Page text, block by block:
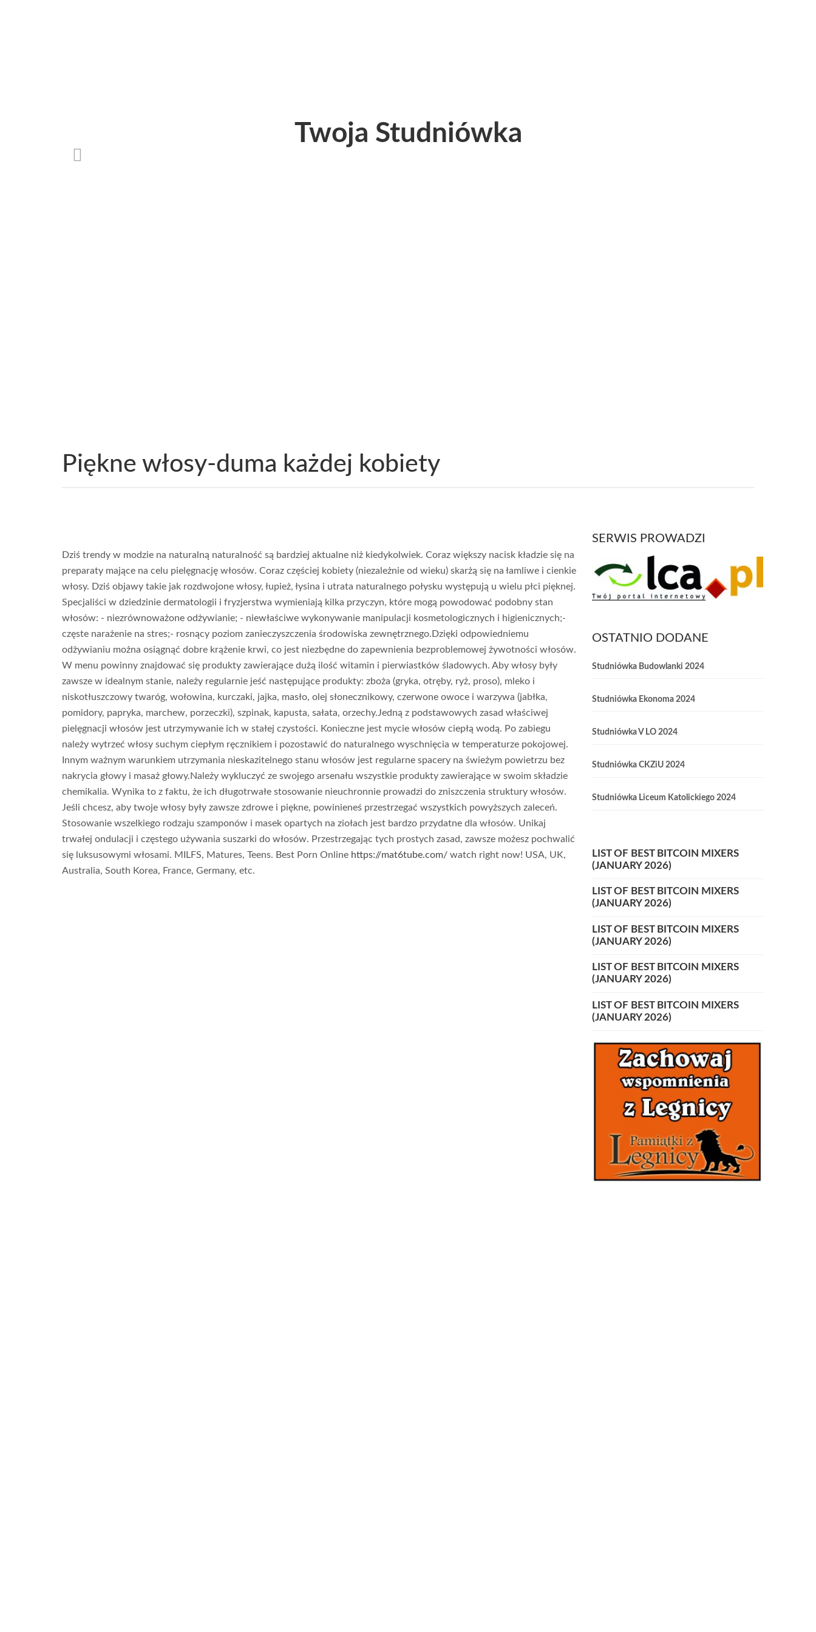
Twoja Studniówka
Piękne włosy-duma każdej kobiety
Dziś trendy w modzie na naturalną naturalność są bardziej aktualne niż kiedykolwiek. Coraz większy nacisk kładzie się na
preparaty mające na celu pielęgnację włosów. Coraz częściej kobiety (niezależnie od wieku) skarżą się na łamliwe i cienkie
włosy. Dziś objawy takie jak rozdwojone włosy, łupież, łysina i utrata naturalnego połysku występują u wielu płci pięknej.
Specjaliści w dziedzinie dermatologii i fryzjerstwa wymieniają kilka przyczyn, które mogą powodować podobny stan
włosów: - niezrównoważone odżywianie; - niewłaściwe wykonywanie manipulacji kosmetologicznych i higienicznych;-
częste narażenie na stres;- rosnący poziom zanieczyszczenia środowiska zewnętrznego.Dzięki odpowiedniemu
odżywianiu można osiągnąć dobre krążenie krwi, co jest niezbędne do zapewnienia bezproblemowej żywotności włosów.
W menu powinny znajdować się produkty zawierające dużą ilość witamin i pierwiastków śladowych. Aby włosy były
zawsze w idealnym stanie, należy regularnie jeść następujące produkty: zboża (gryka, otręby, ryż, proso), mleko i
niskotłuszczowy twaróg, wołowina, kurczaki, jajka, masło, olej słonecznikowy, czerwone owoce i warzywa (jabłka,
pomidory, papryka, marchew, porzeczki), szpinak, kapusta, sałata, orzechy.Jedną z podstawowych zasad właściwej
pielęgnacji włosów jest utrzymywanie ich w stałej czystości. Konieczne jest mycie włosów ciepłą wodą. Po zabiegu
należy wytrzeć włosy suchym ciepłym ręcznikiem i pozostawić do naturalnego wyschnięcia w temperaturze pokojowej.
Innym ważnym warunkiem utrzymania nieskazitelnego stanu włosów jest regularne spacery na świeżym powietrzu bez
nakrycia głowy i masaż głowy.Należy wykluczyć ze swojego arsenału wszystkie produkty zawierające w swoim składzie
chemikalia. Wynika to z faktu, że ich długotrwałe stosowanie nieuchronnie prowadzi do zniszczenia struktury włosów.
Jeśli chcesz, aby twoje włosy były zawsze zdrowe i piękne, powinieneś przestrzegać wszystkich powyższych zaleceń.
Stosowanie wszelkiego rodzaju szamponów i masek opartych na ziołach jest bardzo przydatne dla włosów. Unikaj
trwałej ondulacji i częstego używania suszarki do włosów. Przestrzegając tych prostych zasad, zawsze możesz pochwalić
się luksusowymi włosami. MILFS, Matures, Teens. Best Porn Online https://mat6tube.com/ watch right now! USA, UK,
Australia, South Korea, France, Germany, etc.
SERWIS PROWADZI
OSTATNIO DODANE
Studniówka Budowlanki 2024
Studniówka Ekonoma 2024
Studniówka V LO 2024
Studniówka CKZiU 2024
Studniówka Liceum Katolickiego 2024
LIST OF BEST BITCOIN MIXERS
(JANUARY 2026)
LIST OF BEST BITCOIN MIXERS
(JANUARY 2026)
LIST OF BEST BITCOIN MIXERS
(JANUARY 2026)
LIST OF BEST BITCOIN MIXERS
(JANUARY 2026)
LIST OF BEST BITCOIN MIXERS
(JANUARY 2026)